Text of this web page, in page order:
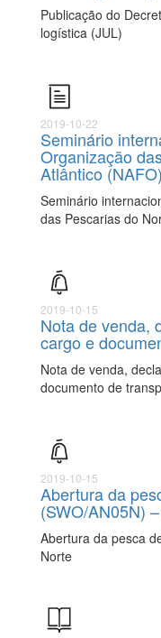
Publicação do
logística (JUL)
2019-10-22
Seminário
Organização
Atlântico (NAFO)
Seminário
das Pescarias do
2019-10-15
Nota de venda,
cargo e
Nota de venda,
documento de
2019-10-15
Abertura da
(SWO/AN05N)
Abertura da pesca
Norte